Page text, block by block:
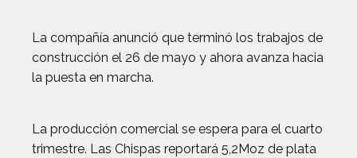
La compañía anunció que terminó los trabajos de
construcción el 26 de mayo y ahora avanza hacia
la puesta en marcha.
La producción comercial se espera para el cuarto
trimestre. Las Chispas reportará 5,2Moz de plata